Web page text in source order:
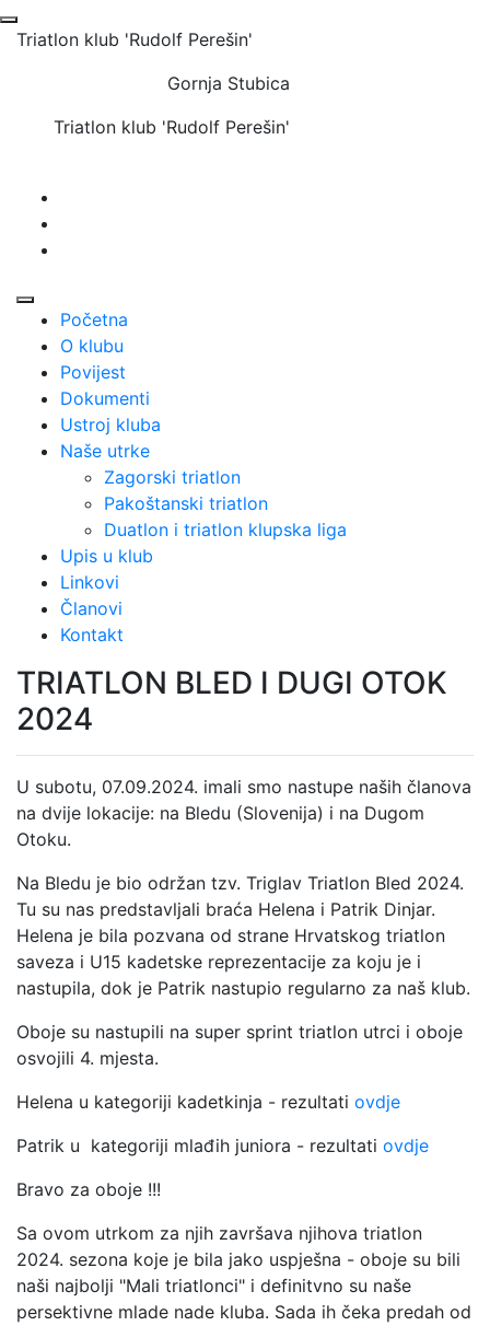
Triatlon klub 'Rudolf Perešin'
Gornja Stubica
Triatlon klub 'Rudolf Perešin'
Početna
O klubu
Povijest
Dokumenti
Ustroj kluba
Naše utrke
Zagorski triatlon
Pakoštanski triatlon
Duatlon i triatlon klupska liga
Upis u klub
Linkovi
Članovi
Kontakt
TRIATLON BLED I DUGI OTOK
2024
U subotu, 07.09.2024. imali smo nastupe naših članova
na dvije lokacije: na Bledu (Slovenija) i na Dugom
Otoku.
Na Bledu je bio održan tzv. Triglav Triatlon Bled 2024.
Tu su nas predstavljali braća Helena i Patrik Dinjar.
Helena je bila pozvana od strane Hrvatskog triatlon
saveza i U15 kadetske reprezentacije za koju je i
nastupila, dok je Patrik nastupio regularno za naš klub.
Oboje su nastupili na super sprint triatlon utrci i oboje
osvojili 4. mjesta.
Helena u kategoriji kadetkinja - rezultati ovdje
Patrik u kategoriji mlađih juniora - rezultati ovdje
Bravo za oboje !!!
Sa ovom utrkom za njih završava njihova triatlon
2024. sezona koje je bila jako uspješna - oboje su bili
naši najbolji "Mali triatlonci" i definitvno su naše
persektivne mlade nade kluba. Sada ih čeka predah od